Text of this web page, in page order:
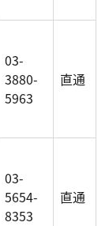
03-
3880-
5963
直通
03-
5654-
8353
直通